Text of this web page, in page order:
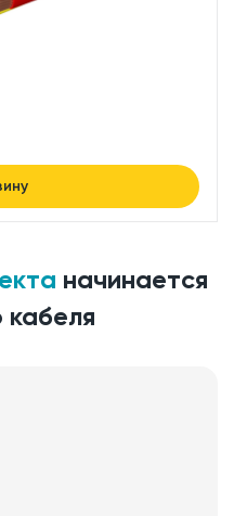
начинается